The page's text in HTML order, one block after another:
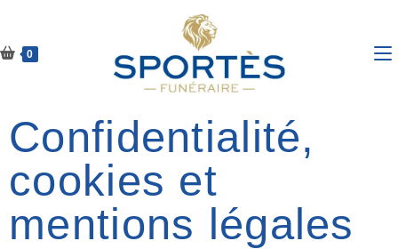
0
Confidentialité,
cookies et
mentions légales